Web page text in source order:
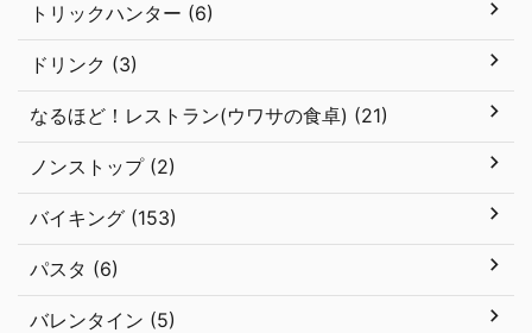
トリックハンター (6)
ドリンク (3)
なるほど！レストラン(ウワサの食卓) (21)
ノンストップ (2)
バイキング (153)
パスタ (6)
バレンタイン (5)